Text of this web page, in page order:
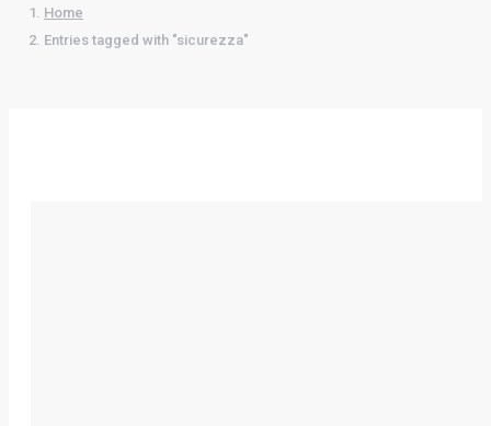
Home
Entries tagged with "sicurezza"